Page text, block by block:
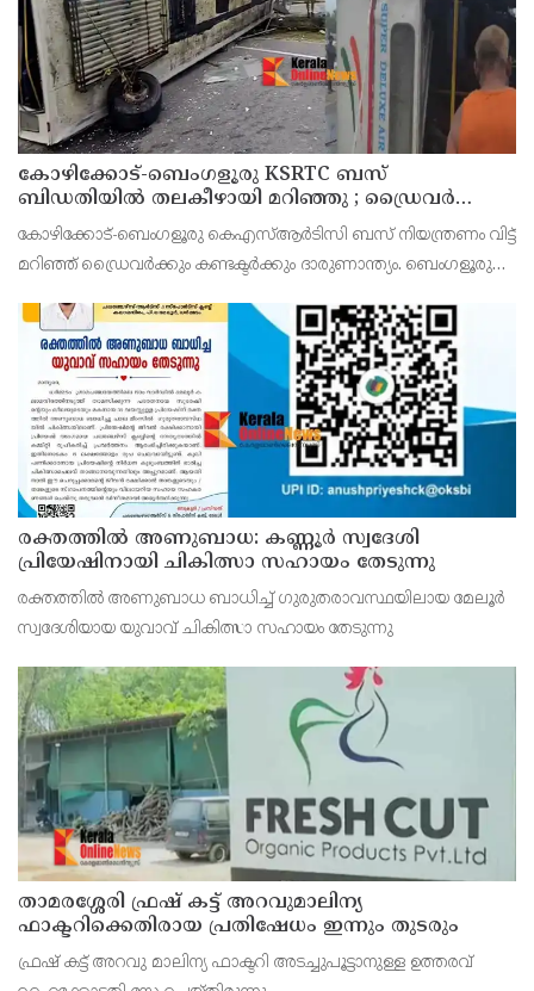
കോഴിക്കോട്-ബെംഗളൂരു KSRTC ബസ്
ബിഡതിയിൽ തലകീഴായി മറിഞ്ഞു ; ഡ്രെെവർക്കും
കണ്ടക്ടർക്കും ദാരുണാന്ത്യം, നിരവധി യാത്രക്കാർക്ക്
പരിക്ക്
കോഴിക്കോട്-ബെംഗളൂരു കെഎസ്ആര്‍ടിസി ബസ് നിയന്ത്രണം വിട്ട്
മറിഞ്ഞ് ഡ്രൈവര്‍ക്കും കണ്ടക്ടര്‍ക്കും ദാരുണാന്ത്യം. ബെംഗളൂരു
നിയന്ത്രണം വിട്ട ബസ് സൂചനാ ബോര്‍ഡില
രക്തത്തിൽ അണുബാധ: കണ്ണൂർ സ്വദേശി
പ്രിയേഷിനായി ചികിത്സാ സഹായം തേടുന്നു
രക്തത്തിൽ അണുബാധ ബാധിച്ച് ഗുരുതരാവസ്ഥയിലായ മേലൂർ
സ്വദേശിയായ യുവാവ് ചികിത്സാ സഹായം തേടുന്നു
താമരശ്ശേരി ഫ്രഷ് കട്ട് അറവുമാലിന്യ
ഫാക്ടറിക്കെതിരായ പ്രതിഷേധം ഇന്നും തുടരും
ഫ്രഷ് കട്ട് അറവു മാലിന്യ ഫാക്ടറി അടച്ചുപൂട്ടാനുള്ള ഉത്തരവ്